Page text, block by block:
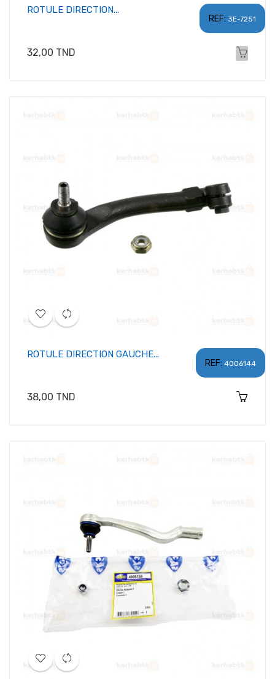
REF: 3E-7251
ROTULE DIRECTION...
Prix
32,00 TND
REF: 4006144
ROTULE DIRECTION GAUCHE...
Prix
38,00 TND